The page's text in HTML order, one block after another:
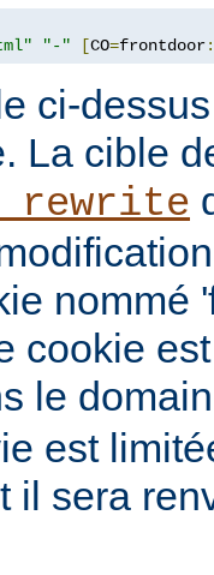
"-" [CO=frontdoor:
ci-
La cible
nommé
cookie
le
est
il sera